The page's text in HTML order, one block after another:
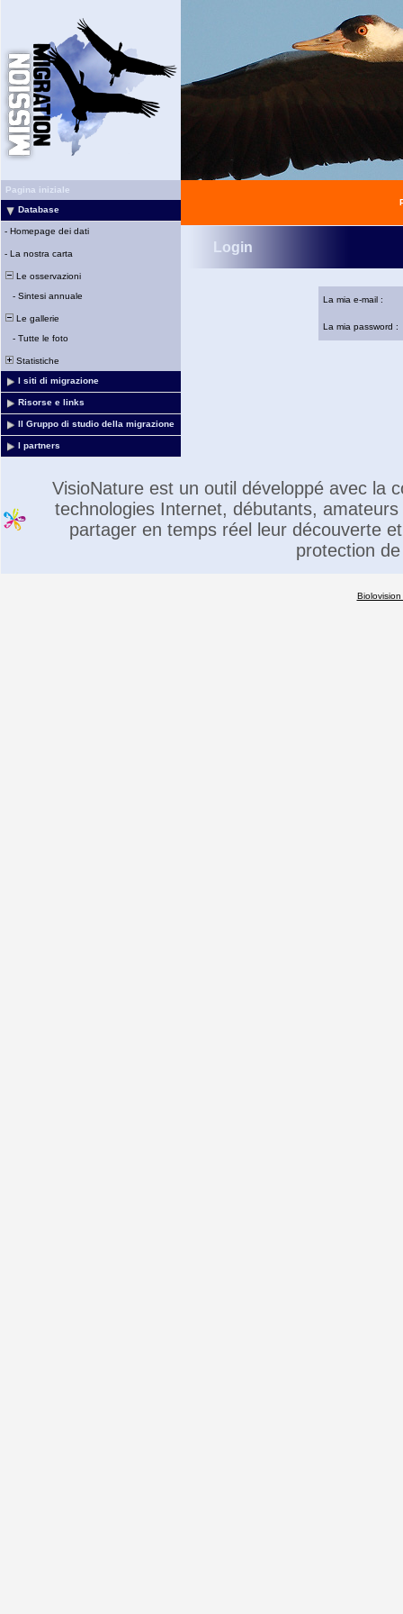
Pagina iniziale
Database
- Homepage dei dati
- La nostra carta
Le osservazioni
- Sintesi annuale
Le gallerie
- Tutte le foto
Statistiche
I siti di migrazione
Risorse e links
Il Gruppo di studio della migrazione
I partners
Login
La mia e-mail :
La mia password :
VisioNature est un outil développé avec la
technologies Internet, débutants,
partager en temps réel leur découverte
protection
Biolovision